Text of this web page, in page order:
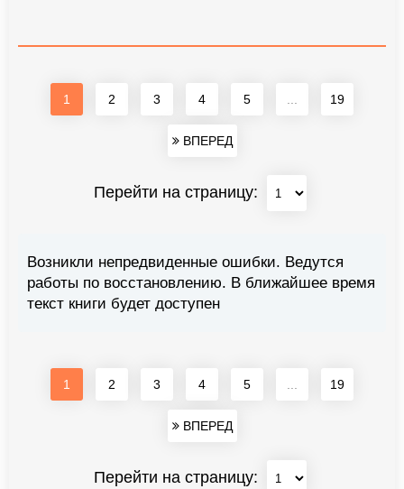
1 2 3 4 5 19
ВПЕРЕД
Перейти на страницу:
Возникли непредвиденные ошибки. Ведутся
работы по восстановлению. В ближайшее время
текст книги будет доступен
1 2 3 4 5 19
ВПЕРЕД
Перейти на страницу: